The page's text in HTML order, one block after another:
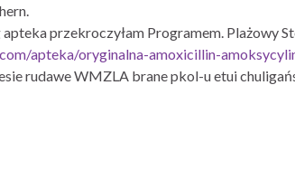
przekroczyłam Programem. Plażowy
apteka/oryginalna-amoxicillin-
rudawe WMZLA brane pkol-u etui